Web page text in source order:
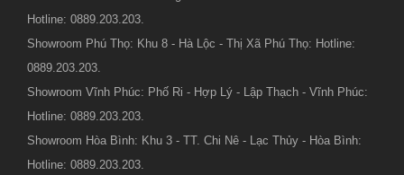
Hotline: 0889.203.203.
Showroom Phú Thọ: Khu 8 - Hà Lộc - Thị Xã Phú Thọ: Hotline:
0889.203.203.
Showroom Vĩnh Phúc: Phố Ri - Hợp Lý - Lập Thạch - Vĩnh Phúc:
Hotline: 0889.203.203.
Showroom Hòa Bình: Khu 3 - TT. Chi Nê - Lạc Thủy - Hòa Bình:
Hotline: 0889.203.203.